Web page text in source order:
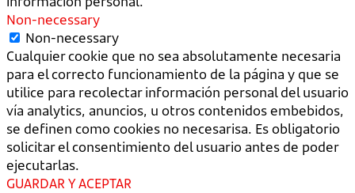
Non-necessary
Non-necessary
Cualquier cookie que no sea absolutamente necesaria
para el correcto funcionamiento de la página y que se
utilice para recolectar información personal del usuario
vía analytics, anuncios, u otros contenidos embebidos,
se definen como cookies no necesarisa. Es obligatorio
solicitar el consentimiento del usuario antes de poder
ejecutarlas.
GUARDAR Y ACEPTAR